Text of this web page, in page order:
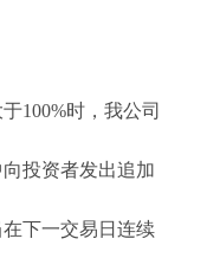
时，我公司
投资者发出追加
下一交易日连续